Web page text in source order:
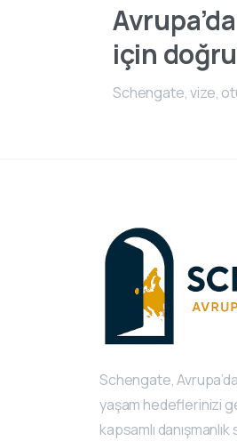
için
Schengate, vize,
Schengate,
yaşam hedeflerinizi
kapsamlı